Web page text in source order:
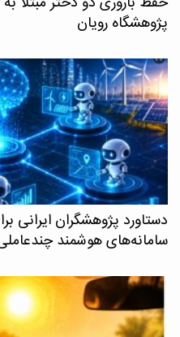
پژوهشگاه رویان
دستاورد پژوهشگران ایرانی
سامانه‌های هوشمند